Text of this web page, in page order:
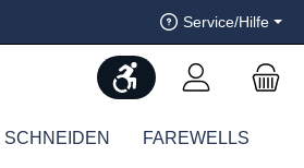
Service/Hilfe
Werkzeugleiste
SCHNEIDEN FAREWELLS